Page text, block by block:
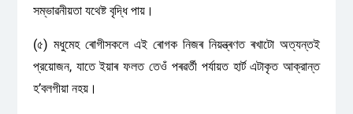
সম্ভাৱনীয়তা যথেষ্ট বৃদ্ধি পায়।
(৫) মধুমেহ ৰোগীসকলে এই ৰোগক নিজৰ নিয়ন্ত্ৰণত ৰখাটো অত্যন্তই
প্রয়োজন, যাতে ইয়াৰ ফলত তেওঁ পৰৱৰ্তী পৰ্যায়ত হার্ট এটাকৃত আক্রান্ত
হ’বলগীয়া নহয়।